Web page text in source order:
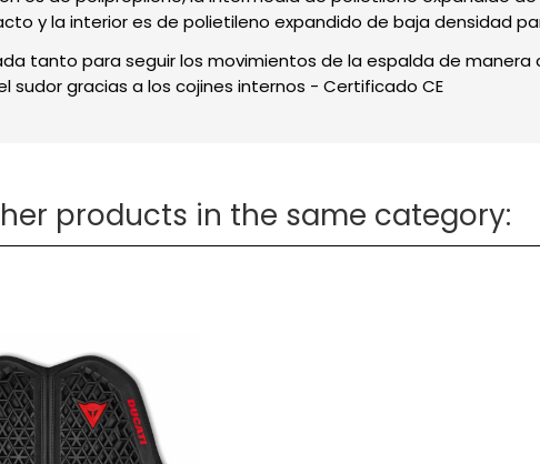
y la interior es de polietileno expandido de baja densidad
tanto para seguir los movimientos de la espalda de
sudor gracias a los cojines internos - Certificado CE
products in the same category: